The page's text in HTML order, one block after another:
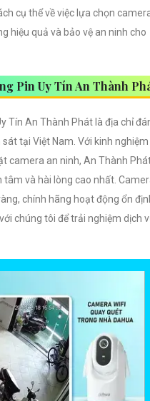
cụ thể về việc lựa chọn
hiệu quả và bảo vệ an ninh cho
Pin Uy Tín An Thành
Tín An Thành Phát là địa chỉ
tại Việt Nam. Với kinh nghiệm
camera an ninh, An Thành
và hài lòng cao nhất.
chính hãng hoạt động ổn
chúng tôi để trải nghiệm dịch